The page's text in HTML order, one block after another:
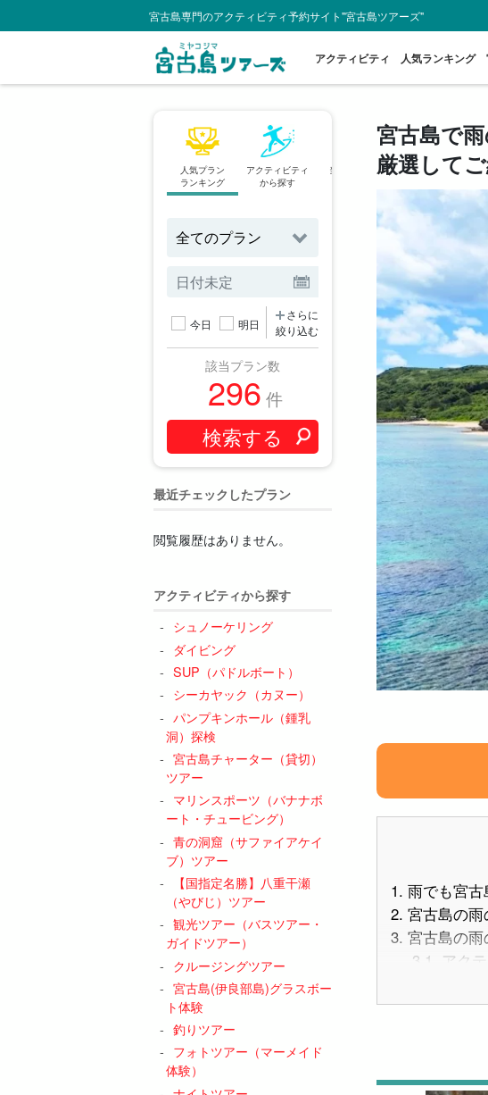
宮古島専門のアクティビティ予約サイト"宮古島ツアーズ"
アクティビティ 人気ランキング
人気プラン
ランキング
アクティビティ
から探す
当日予約OK
スポットから
送
今日 明日
さらに
絞り込む
該当プラン数
296 件
最近チェックしたプラン
閲覧履歴はありません。
アクティビティから探す
シュノーケリング
ダイビング
SUP（パドルボート）
シーカヤック（カヌー）
パンプキンホール（鍾乳
洞）探検
宮古島チャーター（貸切）
ツアー
マリンスポーツ（バナナボ
ート・チュービング）
青の洞窟（サファイアケイ
ブ）ツアー
【国指定名勝】八重干瀬
（やびじ）ツアー
観光ツアー（バスツアー・
ガイドツアー）
クルージングツアー
宮古島(伊良部島)グラスボー
ト体験
釣りツアー
フォトツアー（マーメイド
体験）
宮古島で
厳選して
1. 雨でも宮
2. 宮古島の
3. 宮古島の
3.1.
アク
3.3.宮古
雨の日で
4.2.パン